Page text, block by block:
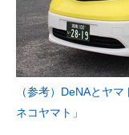
（参考）DeNAとヤ
ネコヤマト」